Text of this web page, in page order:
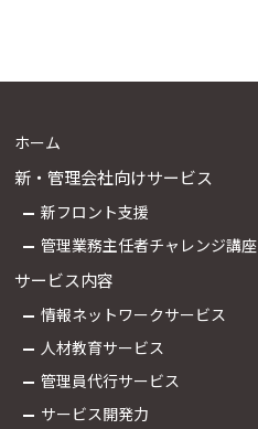
ホーム
新・管理会社向けサービス
新フロント支援
管理業務主任者チャレンジ講座
サービス内容
情報ネットワークサービス
人材教育サービス
管理員代行サービス
サービス開発力